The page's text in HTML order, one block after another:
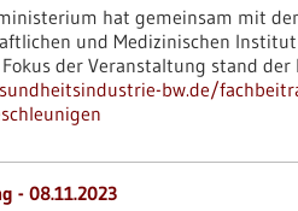
hat gemeinsam mit
und Medizinischen
der Veranstaltung stand der
bw.de/
- 08.11.2023